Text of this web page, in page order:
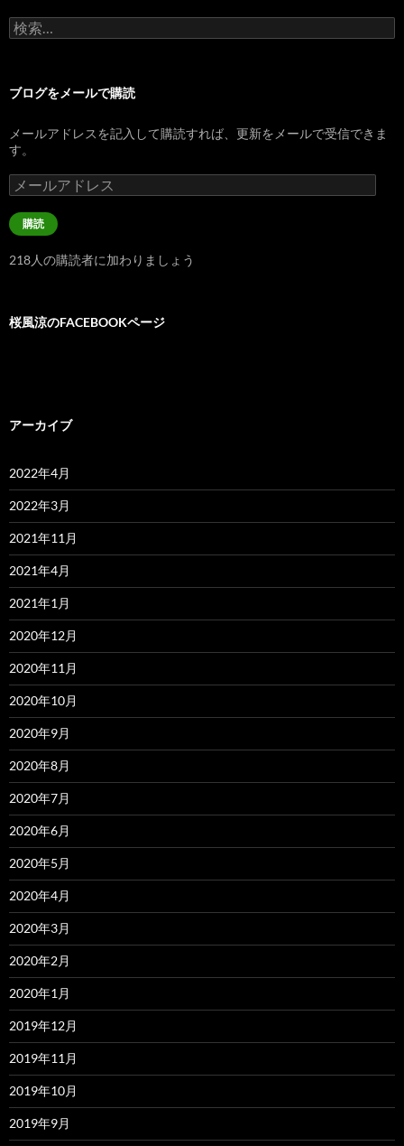
検
索:
ブログをメールで購読
メールアドレスを記入して購読すれば、更新をメールで受信できま
す。
メ
ー
ル
ア
レ
購読
218人の購読者に加わりましょう
桜風涼のFACEBOOKページ
アーカイブ
2022年4月
2022年3月
2021年11月
2021年4月
2021年1月
2020年12月
2020年11月
2020年10月
2020年9月
2020年8月
2020年7月
2020年6月
2020年5月
2020年4月
2020年3月
2020年2月
2020年1月
2019年12月
2019年11月
2019年10月
2019年9月